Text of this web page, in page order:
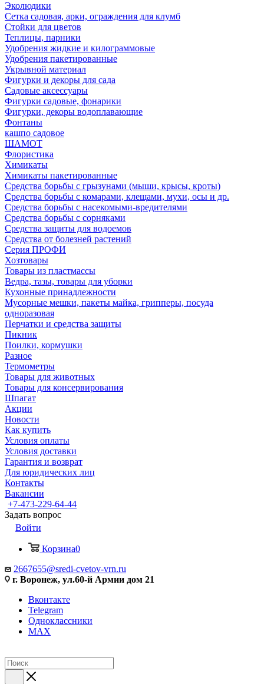
Эколюдики
Сетка садовая, арки, ограждения для клумб
Стойки для цветов
Теплицы, парники
Удобрения жидкие и килограммовые
Удобрения пакетированные
Укрывной материал
Фигурки и декоры для сада
Садовые аксессуары
Фигурки садовые, фонарики
Фигурки, декоры водоплавающие
Фонтаны
кашпо садовое
ШАМОТ
Флористика
Химикаты
Химикаты пакетированные
Средства борьбы с грызунами (мыши, крысы, кроты)
Средства борьбы с комарами, клещами, мухи, осы и др.
Средства борьбы с насекомыми-вредителями
Средства борьбы с сорняками
Средства защиты для водоемов
Средства от болезней растений
Серия ПРОФИ
Хозтовары
Товары из пластмассы
Ведра, тазы, товары для уборки
Кухонные принадлежности
Мусорные мешки, пакеты майка, грипперы, посуда
одноразовая
Перчатки и средства защиты
Пикник
Поилки, кормушки
Разное
Термометры
Товары для животных
Товары для консервирования
Шпагат
Акции
Новости
Как купить
Условия оплаты
Условия доставки
Гарантия и возврат
Для юридических лиц
Контакты
Вакансии
+7-473-229-64-44
Задать вопрос
Войти
Корзина0
2667655@sredi-cvetov-vrn.ru
г. Воронеж, ул.60-й Армии дом 21
Вконтакте
Telegram
Одноклассники
MAX